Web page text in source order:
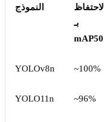
النموذج
الاحتفاظ
بـ
mAP50
YOLOv8n ~100%
YOLO11n ~96%